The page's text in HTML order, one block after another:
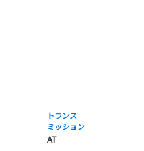
トランス
ミッション
AT